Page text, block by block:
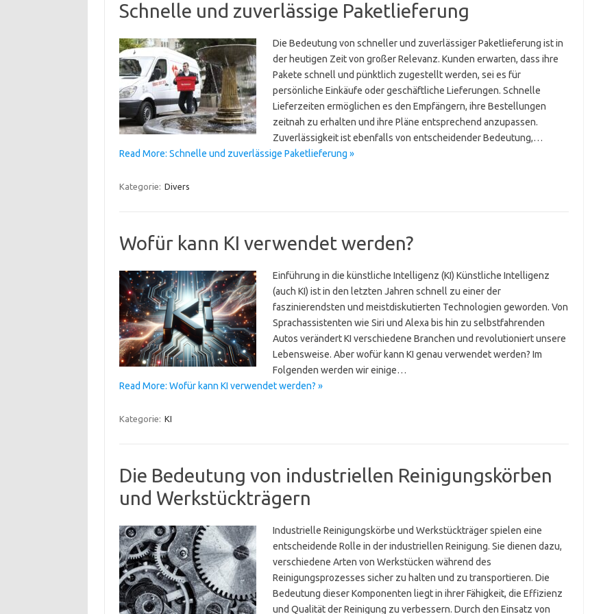
Schnelle und zuverlässige Paketlieferung
Die Bedeutung von schneller und zuverlässiger Paketlieferung ist in
der heutigen Zeit von großer Relevanz. Kunden erwarten, dass ihre
Pakete schnell und pünktlich zugestellt werden, sei es für
persönliche Einkäufe oder geschäftliche Lieferungen. Schnelle
Lieferzeiten ermöglichen es den Empfängern, ihre Bestellungen
zeitnah zu erhalten und ihre Pläne entsprechend anzupassen.
Zuverlässigkeit ist ebenfalls von entscheidender Bedeutung,…
Read More: Schnelle und zuverlässige Paketlieferung »
Kategorie: Divers
Wofür kann KI verwendet werden?
Einführung in die künstliche Intelligenz (KI) Künstliche Intelligenz
(auch KI) ist in den letzten Jahren schnell zu einer der
faszinierendsten und meistdiskutierten Technologien geworden. Von
Sprachassistenten wie Siri und Alexa bis hin zu selbstfahrenden
Autos verändert KI verschiedene Branchen und revolutioniert unsere
Lebensweise. Aber wofür kann KI genau verwendet werden? Im
Folgenden werden wir einige…
Read More: Wofür kann KI verwendet werden? »
Kategorie: KI
Die Bedeutung von industriellen Reinigungskörben
und Werkstückträgern
Industrielle Reinigungskörbe und Werkstückträger spielen eine
entscheidende Rolle in der industriellen Reinigung. Sie dienen dazu,
verschiedene Arten von Werkstücken während des
Reinigungsprozesses sicher zu halten und zu transportieren. Die
Bedeutung dieser Komponenten liegt in ihrer Fähigkeit, die Effizienz
und Qualität der Reinigung zu verbessern. Durch den Einsatz von